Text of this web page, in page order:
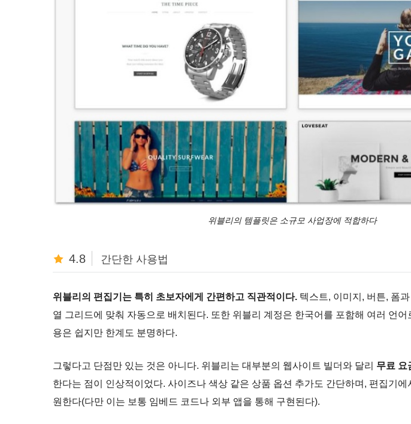
위블리의 템플릿은 소규모 사업장에 적합하다
4.8 간단한 사용법
위블리의 편집기는 특히 초보자에게 간편하고 직관적이다. 텍스트, 이미지, 버튼, 폼
열 그리드에 맞춰 자동으로 배치된다. 또한 위블리 계정은 한국어를 포함해 여러 언
용은 쉽지만 한계도 분명하다.
그렇다고 단점만 있는 것은 아니다. 위블리는 대부분의 웹사이트 빌더와 달리 무료 요
한다는 점이 인상적이었다. 사이즈나 색상 같은 상품 옵션 추가도 간단하며, 편집기에
원한다(다만 이는 보통 임베드 코드나 외부 앱을 통해 구현된다).